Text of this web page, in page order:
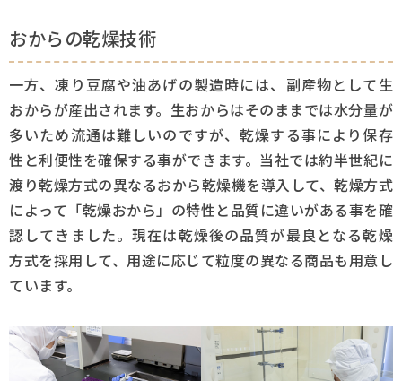
おからの乾燥技術
一方、凍り豆腐や油あげの製造時には、副産物として生
おからが産出されます。生おからはそのままでは水分量が
多いため流通は難しいのですが、乾燥する事により保存
性と利便性を確保する事ができます。当社では約半世紀に
渡り乾燥方式の異なるおから乾燥機を導入して、乾燥方式
によって「乾燥おから」の特性と品質に違いがある事を確
認してきました。現在は乾燥後の品質が最良となる乾燥
方式を採用して、用途に応じて粒度の異なる商品も用意し
ています。